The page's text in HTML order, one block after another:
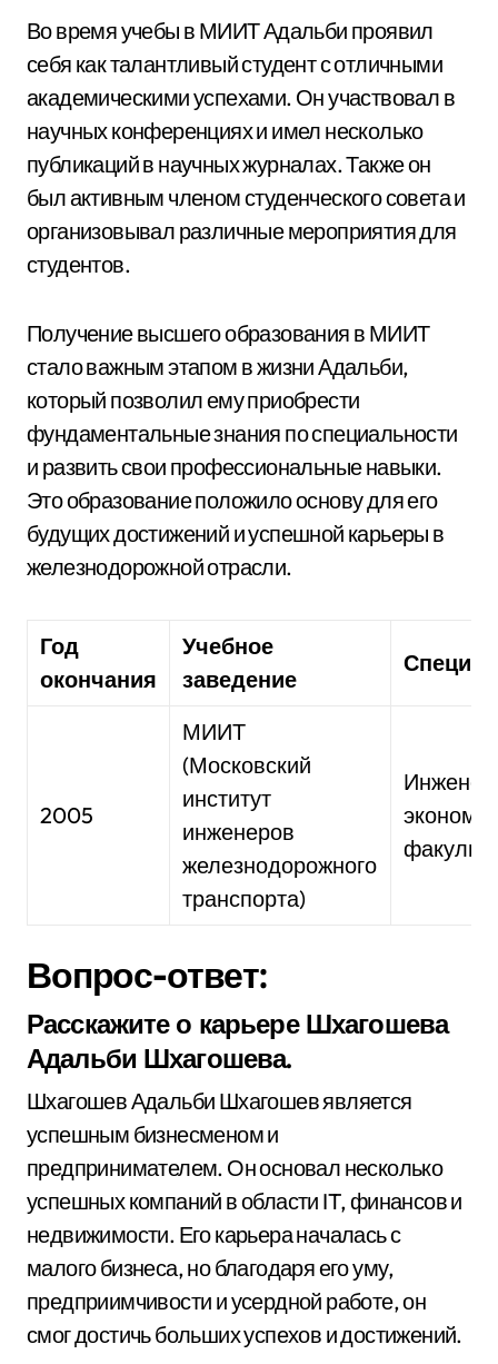
Во время учебы в МИИТ Адальби проявил
себя как талантливый студент с отличными
академическими успехами. Он участвовал в
научных конференциях и имел несколько
публикаций в научных журналах. Также он
был активным членом студенческого совета и
организовывал различные мероприятия для
студентов.
Получение высшего образования в МИИТ
стало важным этапом в жизни Адальби,
который позволил ему приобрести
фундаментальные знания по специальности
и развить свои профессиональные навыки.
Это образование положило основу для его
будущих достижений и успешной карьеры в
железнодорожной отрасли.
Год
окончания
Учебное
заведение
2005
МИИТ
(Московский
институт
инженеров
железнодорожного
транспорта)
Вопрос-ответ:
Расскажите о карьере Шхагошева
Адальби Шхагошева.
Шхагошев Адальби Шхагошев является
успешным бизнесменом и
предпринимателем. Он основал несколько
успешных компаний в области IT, финансов и
недвижимости. Его карьера началась с
малого бизнеса, но благодаря его уму,
предприимчивости и усердной работе, он
смог достичь больших успехов и достижений.